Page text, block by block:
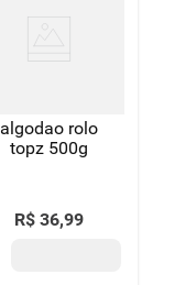
algodao rolo
topz 500g
R$ 36,99